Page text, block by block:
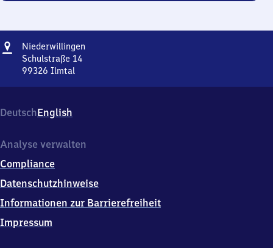
Adresse
Niederwillingen
Schulstraße 14
99326 Ilmtal
14,
9
3
6
Ilmtal
DeutschEnglish
Analyse verwalten
Compliance
Datenschutzhinweise
Informationen zur Barrierefreiheit
Impressum